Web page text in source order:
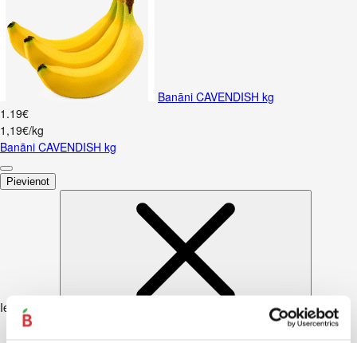
Banāni CAVENDISH kg
1 .19€
1,19€/kg
Banāni CAVENDISH kg
Pievienot
Iesakām ar